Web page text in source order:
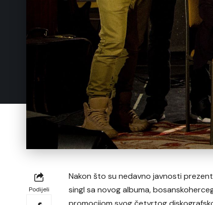
Podijeli
Nakon što su nedavno javnosti
singl sa novog albuma,